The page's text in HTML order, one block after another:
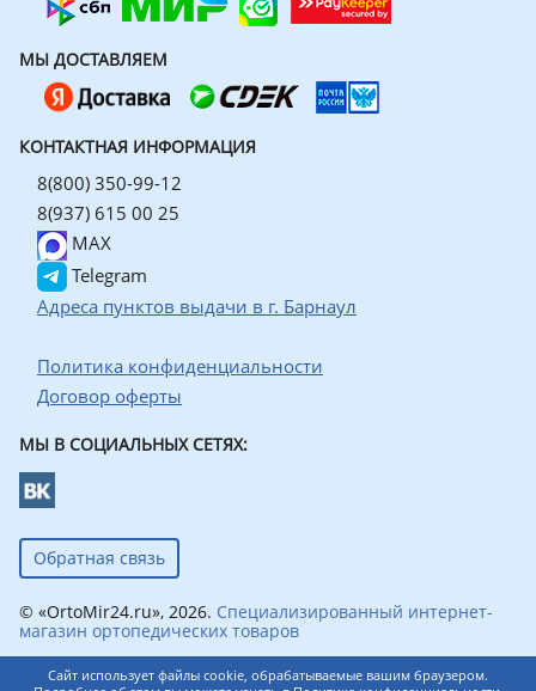
МЫ ДОСТАВЛЯЕМ
КОНТАКТНАЯ ИНФОРМАЦИЯ
8(800) 350-99-12
8(937) 615 00 25
MAX
Telegram
Адреса пунктов выдачи в г. Барнаул
Политика конфиденциальности
Договор оферты
МЫ В СОЦИАЛЬНЫХ СЕТЯХ:
Обратная связь
© «OrtoMir24.ru», 2026. Специализированный интернет-
магазин ортопедических товаров
Сайт использует файлы cookie, обрабатываемые вашим браузером.